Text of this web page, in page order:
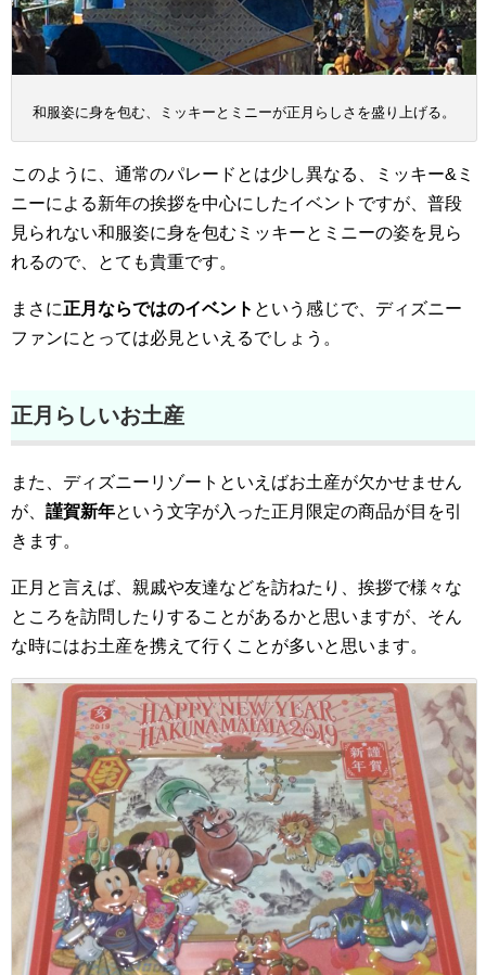
和服姿に身を包む、ミッキーとミニーが正月らしさを盛り上げる。
このように、通常のパレードとは少し異なる、ミッキー&ミ
ニーによる新年の挨拶を中心にしたイベントですが、普段
見られない和服姿に身を包むミッキーとミニーの姿を見ら
れるので、とても貴重です。
まさに正月ならではのイベント という感じで、ディズニー
ファンにとっては必見といえるでしょう。
正月らしいお土産
また、ディズニーリゾートといえばお土産が欠かせません
が、 謹賀新年という文字が入った正月限定の商品が目を引
きます。
正月と言えば、親戚や友達などを訪ねたり、挨拶で様々な
ところを訪問したりすることがあるかと思いますが、そん
な時にはお土産を携えて行くことが多いと思います。